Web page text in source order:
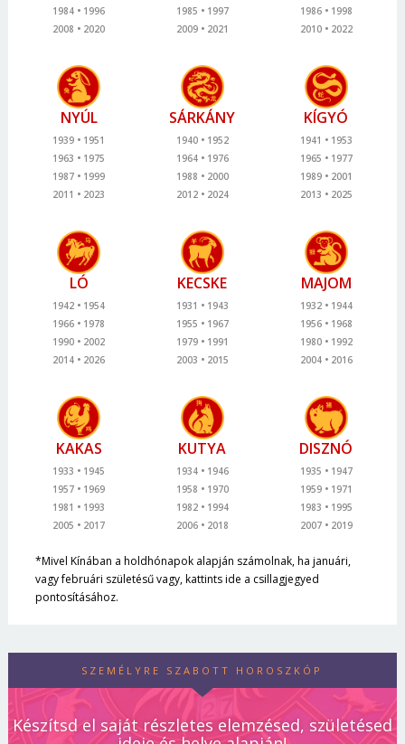
1984
1996
2008
2020
1985
1997
2009
2021
1986
1998
2010
2022
NYÚL
1939
1951
1963
1975
1987
1999
2011
2023
SÁRKÁNY
1940
1952
1964
1976
1988
2000
2012
2024
KÍGYÓ
1941
1953
1965
1977
1989
2001
2013
2025
LÓ
1942
1954
1966
1978
1990
2002
2014
2026
KECSKE
1931
1943
1955
1967
1979
1991
2003
2015
MAJOM
1932
1944
1956
1968
1980
1992
2004
2016
KAKAS
1933
1945
1957
1969
1981
1993
2005
2017
KUTYA
1934
1946
1958
1970
1982
1994
2006
2018
DISZNÓ
1935
1947
1959
1971
1983
1995
2007
2019
*Mivel Kínában a holdhónapok alapján számolnak, ha januári,
vagy februári születésű vagy, kattints ide a csillagjegyed
pontosításához.
SZEMÉLYRE SZABOTT HOROSZKÓP
Készítsd el saját részletes elemzésed, születésed